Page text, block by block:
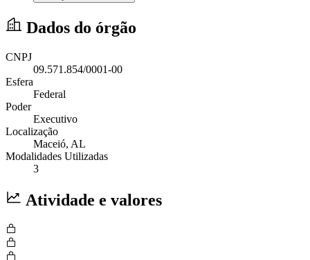
Dados do órgão
CNPJ
09.571.854/0001-00
Esfera
Federal
Poder
Executivo
Localização
Maceió, AL
Modalidades Utilizadas
3
Atividade e valores